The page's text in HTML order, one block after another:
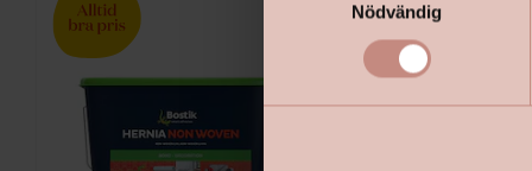
Nödvändig